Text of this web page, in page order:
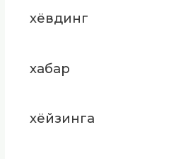
хёвдинг
хабар
хёйзинга